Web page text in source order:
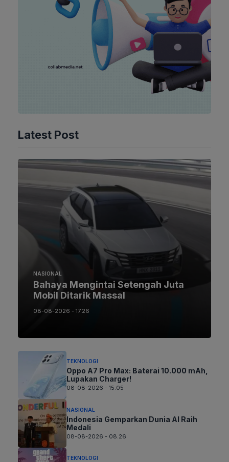
Latest Post
NASIONAL
Bahaya Mengintai Setengah Juta
Mobil Ditarik Massal
08-08-2026 - 17.26
TEKNOLOGI
Oppo A7 Pro Max: Baterai 10.000 mAh,
Lupakan Charger!
08-08-2026 - 15.05
NASIONAL
Indonesia Gemparkan Dunia AI Raih
Medali
08-08-2026 - 08.26
TEKNOLOGI